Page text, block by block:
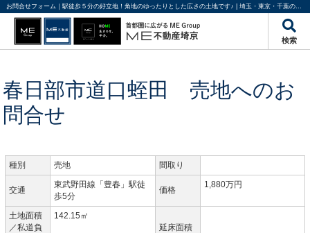
お問合せフォーム｜駅徒歩５分の好立地！角地のゆったりとした広さの土地です♪ | 埼玉・東京・千葉の不動産のことならME不動産埼京
検索
春日部市道口蛭田 売地へのお
問合せ
種別 売地 間取り
交通
東武野田線「豊春」駅徒
歩5分
価格
1,880万円
土地面積
／私道負
142.15㎡
延床面積